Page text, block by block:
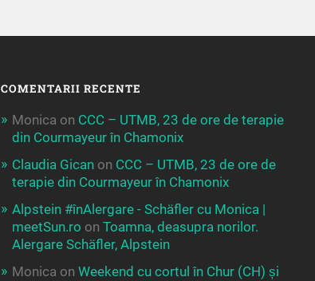
COMENTARII RECENTE
Monica on CCC – UTMB, 23 de ore de terapie
din Courmayeur în Chamonix
Claudia Gicanon CCC – UTMB, 23 de ore de
terapie din Courmayeur în Chamonix
Alpstein #înAlergare - Schäfler cu Monica |
meetSun.ro on Toamna, deasupra norilor.
Alergare Schäfler, Alpstein
Monica on Weekend cu cortul în Chur (CH) și